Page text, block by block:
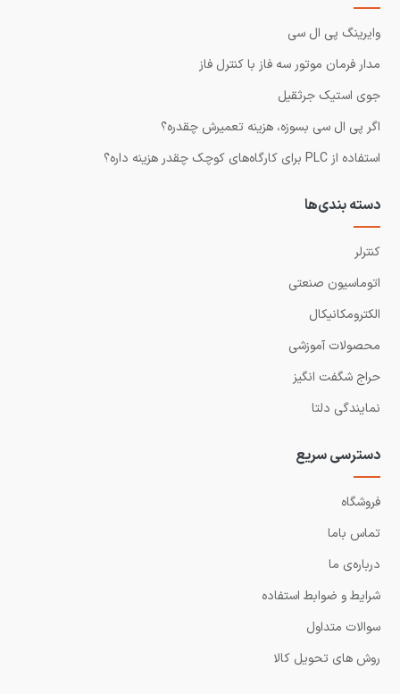
وایرینگ پی ال سی
مدار فرمان موتور سه فاز با کنترل فاز
جوی استیک جرثقیل
اگر پی ال سی بسوزه، هزینه تعمیرش چقدره؟
استفاده از PLC برای کارگاه‌های کوچک چقدر هزینه داره؟
دسته بندی‌ها
کنترلر
اتوماسیون صنعتی
الکترومکانیکال
محصولات آموزشی
حراج شگفت انگیز
نمایندگی دلتا
دسترسی سریع
فروشگاه
تماس باما
درباره‌ی ما
شرایط و ضوابط استفاده
سوالات متداول
روش های تحویل کالا